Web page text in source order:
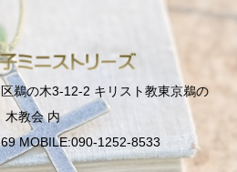
鵜の木3-12-2 キリスト教東京鵜の
木教会 内
MOBILE:090-1252-8533